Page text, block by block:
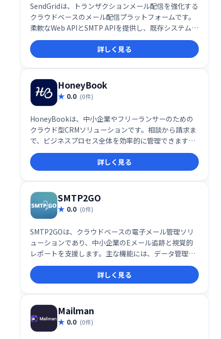
SendGridは、トランザクションメール配信を強化する
クラウドベースのメール配信プラットフォームです。
柔軟なWeb APIとSMTP APIを提供し、既存システムと
の容易な統合を実現します。スケーラブルなインフラ
ストラクチャにより、大量のメール送信にも対応可
能。数分で稼働開始でき、ビジネスの成長をサポート
します。
詳しく見る
HoneyBook
0.0 (0件)
HoneyBookは、中小企業やフリーランサーのための
クラウド型CRMソリューションです。相談から請求ま
で、ビジネスプロセス全体を効率的に管理できます。
プロジェクト管理、顧客予約、請求書発行、オンライ
ン契約、支払い管理など、ビジネスに必要な機能をワ
ンストップで提供。スムーズなワークフローを実現
し、生産性を向上させます。
詳しく見る
SMTP2GO
0.0 (0件)
SMTP2GOは、クラウドベースの電子メール管理ソリ
ューションであり、中小企業のEメール追跡と視覚的
レポートを支援します。主な機能には、データ管理、
電子メールモニタリング、ブラックリスト、品質テス
ト、記録管理、電子メール認証、APIなどがありま
す。
詳しく見る
Mailman
0.0 (0件)